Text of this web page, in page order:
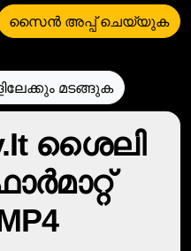
സൈൻ അപ്പ് ചെയ്യുക
മടങ്ങുക
ശൈലി